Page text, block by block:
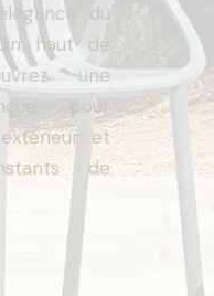
du
haut de
une
pour
et
de